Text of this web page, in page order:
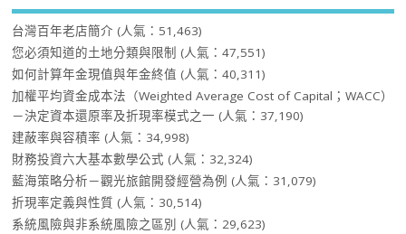
台灣百年老店簡介 (人氣：51,463)
您必須知道的土地分類與限制 (人氣：47,551)
如何計算年金現值與年金終值 (人氣：40,311)
加權平均資金成本法（Weighted Average Cost of Capital；WACC）
－決定資本還原率及折現率模式之一 (人氣：37,190)
建蔽率與容積率 (人氣：34,998)
財務投資六大基本數學公式 (人氣：32,324)
藍海策略分析－觀光旅館開發經營為例 (人氣：31,079)
折現率定義與性質 (人氣：30,514)
系統風險與非系統風險之區別 (人氣：29,623)